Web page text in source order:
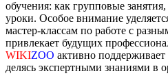
обучения: как групповые
уроки. Особое внимание
мастер-классам по работе с
привлекает будущих
WIKIZOO активно поддерживает
делясь экспертными знаниями в